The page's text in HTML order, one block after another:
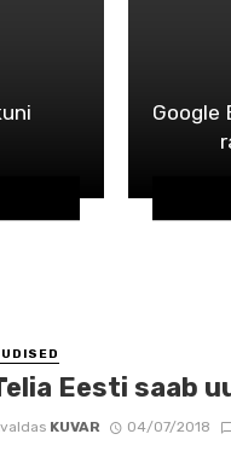
Google
Eesti saab
KUVAR 04/07/2018